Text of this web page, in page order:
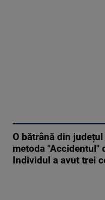
O bătrână din
metoda "Accidentul"
Individul a avut trei